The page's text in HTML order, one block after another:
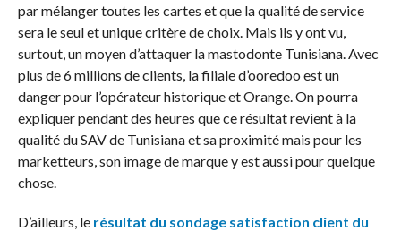
par mélanger toutes les cartes et que la qualité de service
sera le seul et unique critère de choix. Mais ils y ont vu,
surtout, un moyen d’attaquer la mastodonte Tunisiana. Avec
plus de 6 millions de clients, la filiale d’ooredoo est un
danger pour l’opérateur historique et Orange. On pourra
expliquer pendant des heures que ce résultat revient à la
qualité du SAV de Tunisiana et sa proximité mais pour les
marketteurs, son image de marque y est aussi pour quelque
chose.
D’ailleurs, le résultat du sondage satisfaction client du